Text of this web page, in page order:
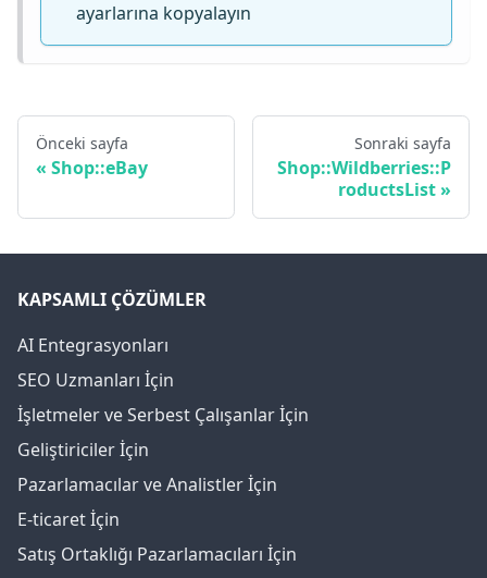
ayarlarına kopyalayın
Önceki sayfa
Shop::eBay
Sonraki sayfa
Shop::Wildberries::P
roductsList
KAPSAMLI ÇÖZÜMLER
AI Entegrasyonları
SEO Uzmanları İçin
İşletmeler ve Serbest Çalışanlar İçin
Geliştiriciler İçin
Pazarlamacılar ve Analistler İçin
E-ticaret İçin
Satış Ortaklığı Pazarlamacıları İçin